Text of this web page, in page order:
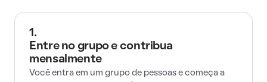
1.
Entre no grupo e contribua
mensalmente
Você entra em um grupo de pessoas e começa a